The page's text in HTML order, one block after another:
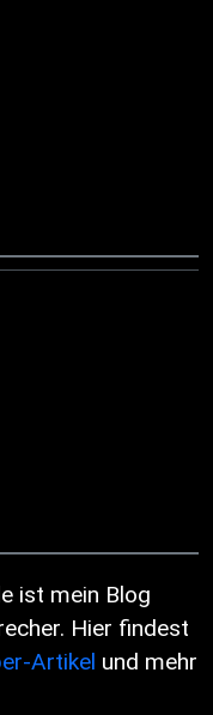
ist mein Blog
Hier findest
Artikel und mehr